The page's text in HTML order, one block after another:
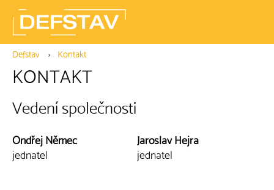
Defstav Kontakt
KONTAKT
Vedení společnosti
Ondřej Němec
jednatel
Jaroslav Hejra
jednatel